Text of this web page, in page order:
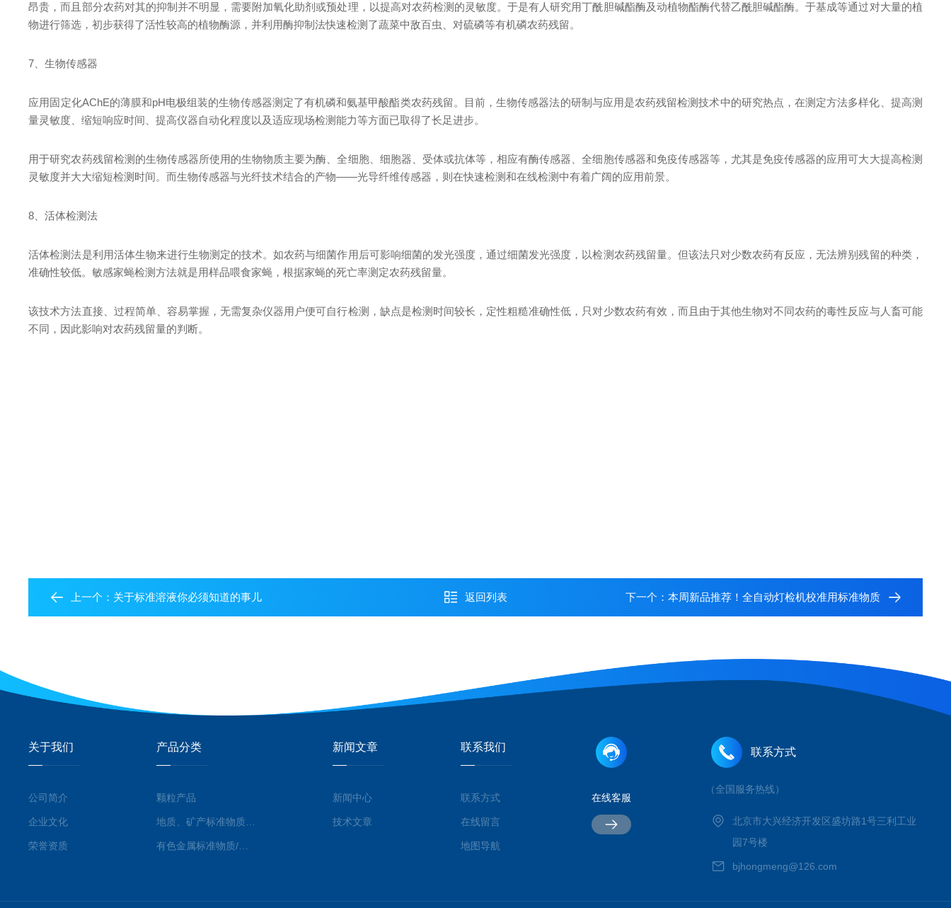
昂贵，而且部分农药对其的抑制并不明显，需要附加氧化助剂或预处理，以提高对农药检测的灵敏度。于是有人研究用丁酰胆碱酯酶及动植物酯酶代替乙酰胆碱酯酶。于基成等通过对大量的植
物进行筛选，初步获得了活性较高的植物酶源，并利用酶抑制法快速检测了蔬菜中敌百虫、对硫磷等有机磷农药残留。
7 、生物传感器
应用固定化AChE的薄膜和pH电极组装的生物传感器测定了有机磷和氨基甲酸酯类农药残留。目前，生物传感器法的研制与应用是农药残留检测技术中的研究热点，在测定方法多样化、提高测
量灵敏度、缩短响应时间、提高仪器自动化程度以及适应现场检测能力等方面已取得了长足进步。
用于研究农药残留检测的生物传感器所使用的生物物质主要为酶、全细胞、细胞器、受体或抗体等，相应有酶传感器、全细胞传感器和免疫传感器等，尤其是免疫传感器的应用可大大提高检测
灵敏度并大大缩短检测时间。而生物传感器与光纤技术结合的产物——光导纤维传感器，则在快速检测和在线检测中有着广阔的应用前景。
8 、活体检测法
活体检测法是利用活体生物来进行生物测定的技术。如农药与细菌作用后可影响细菌的发光强度，通过细菌发光强度，以检测农药残留量。但该法只对少数农药有反应，无法辨别残留的种类，
准确性较低。敏感家蝇检测方法就是用样品喂食家蝇，根据家蝇的死亡率测定农药残留量。
该技术方法直接、过程简单、容易掌握，无需复杂仪器用户便可自行检测，缺点是检测时间较长，定性粗糙准确性低，只对少数农药有效，而且由于其他生物对不同农药的毒性反应与人畜可能
不同，因此影响对农药残留量的判断。
上一个： 关于标准溶液你必须知道的事儿 返回列表 下一个： 本周新品推荐！全自动灯检机校准用标准物质
关于我们
公司简介
企业文化
荣誉资质
产品分类
颗粒产品
有色金属标准物质/标准品
新闻文章
新闻中心
技术文章
联系我们
联系方式
在线留言
地图导航
在线客服
联系方式
（全国服务热线）
北京市大兴经济开发区盛坊路1号三利工业
园7号楼
bjhongmeng@126.com